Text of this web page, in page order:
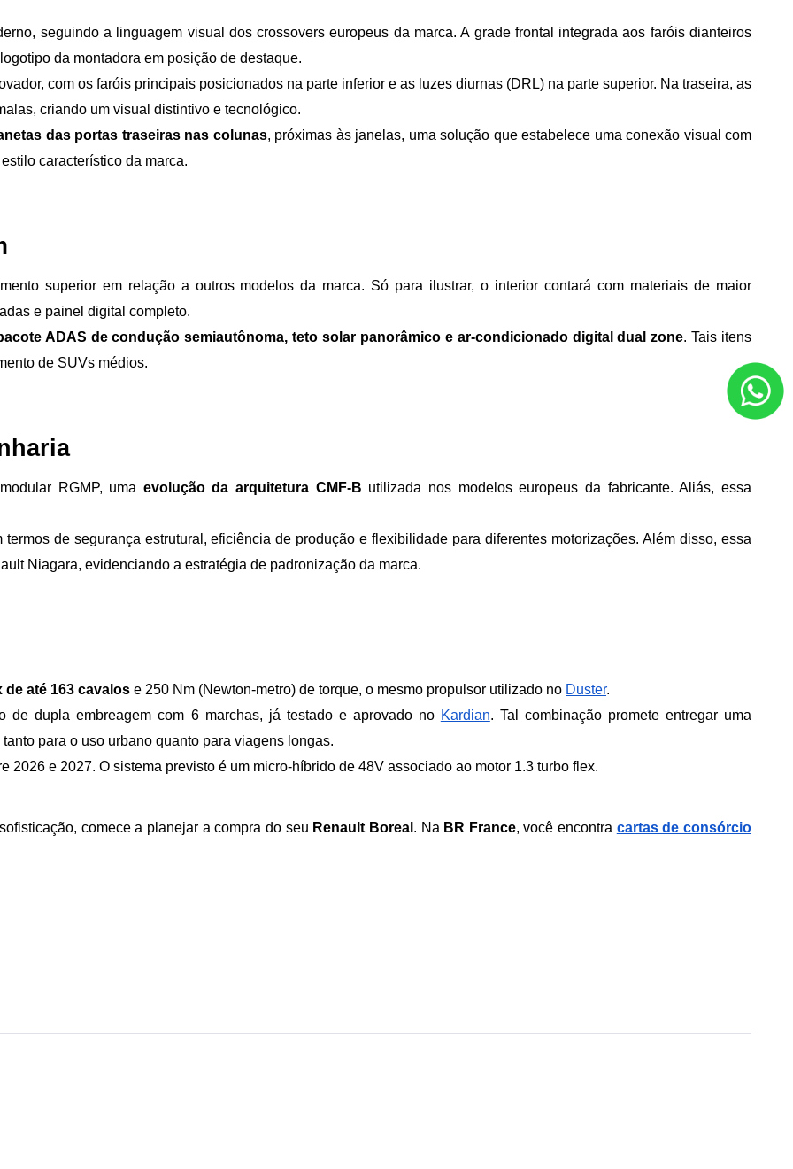
seguindo a linguagem visual dos crossovers europeus da marca. A grade frontal integrada aos faróis dianteiros
da montadora em posição de destaque.
com os faróis principais posicionados na parte inferior e as luzes diurnas (DRL) na parte superior. Na traseira, as
criando um visual distintivo e tecnológico.
das portas traseiras nas colunas, próximas às janelas, uma solução que estabelece uma conexão visual com
característico da marca.
superior em relação a outros modelos da marca. Só para ilustrar, o interior contará com materiais de maior
e painel digital completo.
ADAS de condução semiautônoma, teto solar panorâmico e ar-condicionado digital dual zone. Tais itens
de SUVs médios.
RGMP, uma evolução da arquitetura CMF-B utilizada nos modelos europeus da fabricante. Aliás, essa
de segurança estrutural, eficiência de produção e flexibilidade para diferentes motorizações. Além disso, essa
Niagara, evidenciando a estratégia de padronização da marca.
até 163 cavalos e 250 Nm (Newton-metro) de torque, o mesmo propulsor utilizado no Duster.
de dupla embreagem com 6 marchas, já testado e aprovado no Kardian. Tal combinação promete entregar uma
para o uso urbano quanto para viagens longas.
2026 e 2027. O sistema previsto é um micro-híbrido de 48V associado ao motor 1.3 turbo flex.
comece a planejar a compra do seu Renault Boreal . Na BR France, você encontra cartas de consórcio